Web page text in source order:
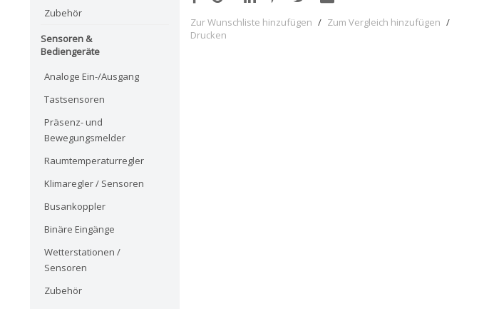
Zubehör
Sensoren &
Bediengeräte
Analoge Ein-/Ausgang
Tastsensoren
Präsenz- und
Bewegungsmelder
Raumtemperaturregler
Klimaregler / Sensoren
Busankoppler
Binäre Eingänge
Wetterstationen /
Sensoren
Zubehör
Zur Wunschliste hinzufügen / Zum Vergleich hinzufügen /
Drucken